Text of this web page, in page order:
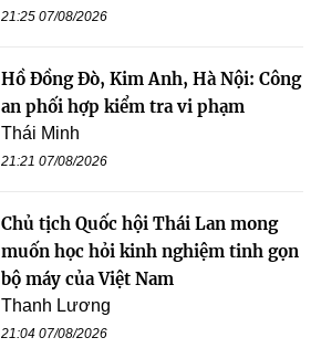
21:25 07/08/2026
Hồ Đồng Đò, Kim Anh, Hà Nội: Công
an phối hợp kiểm tra vi phạm
Thái Minh
21:21 07/08/2026
Chủ tịch Quốc hội Thái Lan mong
muốn học hỏi kinh nghiệm tinh gọn
bộ máy của Việt Nam
Thanh Lương
21:04 07/08/2026